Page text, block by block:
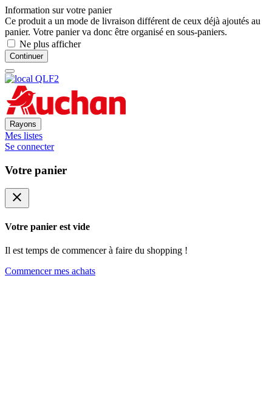
Information sur votre panier
Ce produit a un mode de livraison différent de ceux déjà ajoutés au
panier. Votre panier va donc être organisé en sous-paniers.
Ne plus afficher
Continuer
Rayons
Mes listes
Se connecter
Votre panier
close
Votre panier est vide
Il est temps de commencer à faire du shopping !
Commencer mes achats